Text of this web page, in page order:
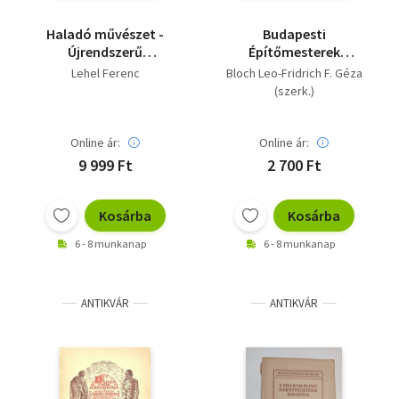
Haladó művészet -
Újrendszerű
stílusmorfológia
Lehel Ferenc
Online ár:
9 999 Ft
Kosárba
6 - 8 munkanap
Budapesti
Építőmesterek
Ipartestülete V.
évkönyv
Bloch Leo-Fridrich F. Géza
(szerk.)
Online ár:
2 700 Ft
Kosárba
6 - 8 munkanap
ANTIKVÁR ANTIKVÁR